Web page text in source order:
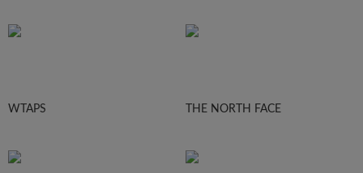
WTAPS THE NORTH FACE